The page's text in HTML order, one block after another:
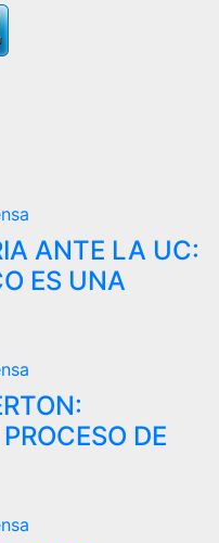
ANTE LA UC:
ES UNA
DE